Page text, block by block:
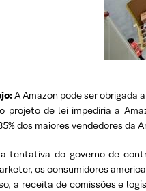
A Amazon pode ser obrigada
projeto de lei impediria a
dos maiores vendedores da
tentativa do governo de
os consumidores
a receita de comissões e